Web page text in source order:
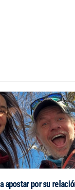
apostar por su